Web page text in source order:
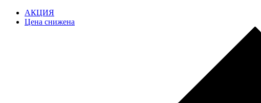
АКЦИЯ
Цена снижена